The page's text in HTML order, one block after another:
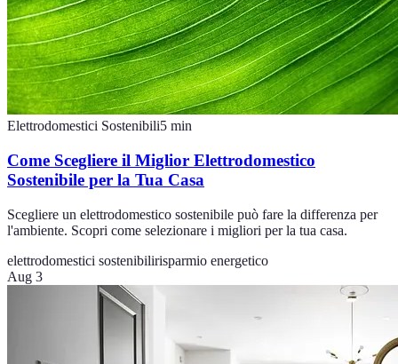
Elettrodomestici Sostenibili5 min
Come Scegliere il Miglior Elettrodomestico
Sostenibile per la Tua Casa
Scegliere un elettrodomestico sostenibile può fare la differenza per
l'ambiente. Scopri come selezionare i migliori per la tua casa.
elettrodomestici sostenibilirisparmio energetico
Aug 3